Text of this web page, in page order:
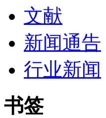
文献
新闻通告
行业新闻
书签